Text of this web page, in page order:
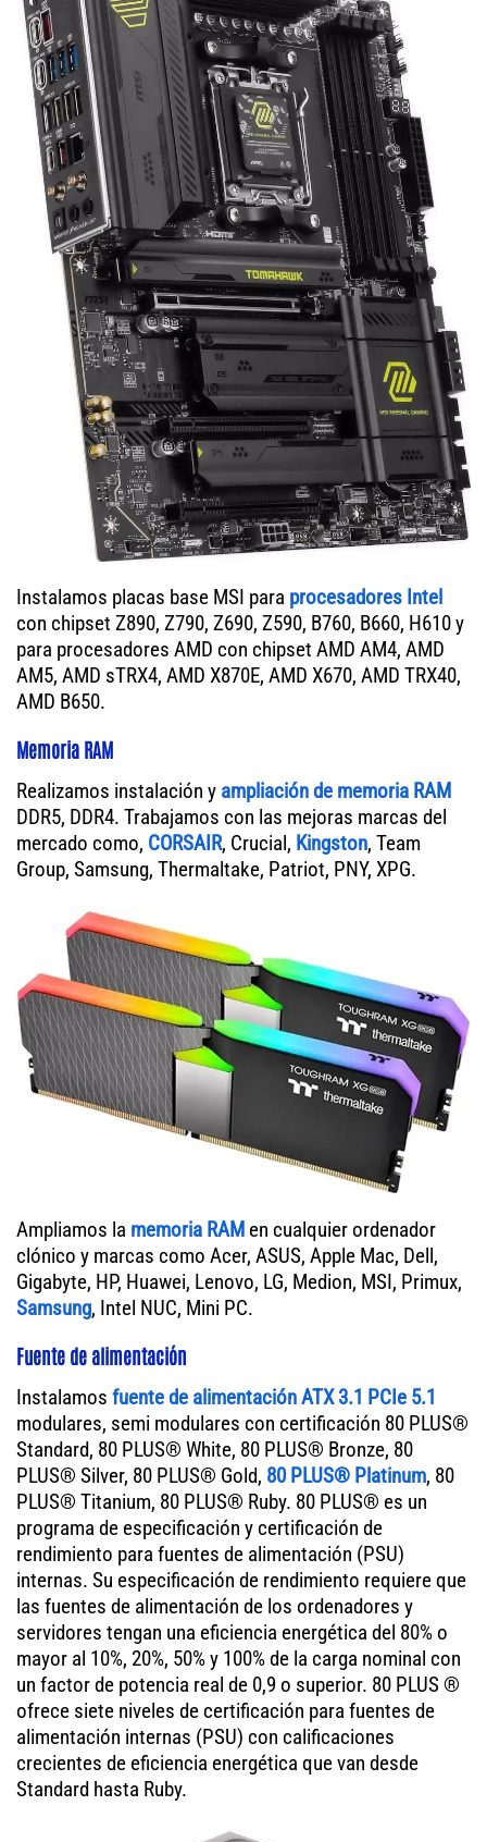
Instalamos placas base MSI para procesadores Intel
con chipset Z890, Z790, Z690, Z590, B760, B660, H610 y
para procesadores AMD con chipset AMD AM4, AMD
AM5, AMD sTRX4, AMD X870E, AMD X670, AMD TRX40,
AMD B650.
Memoria RAM
Realizamos instalación y ampliación de memoria RAM
DDR5, DDR4. Trabajamos con las mejoras marcas del
mercado como, CORSAIR, Crucial, Kingston, Team
Group, Samsung, Thermaltake, Patriot, PNY, XPG.
Ampliamos la memoria RAM en cualquier ordenador
clónico y marcas como Acer, ASUS, Apple Mac, Dell,
Gigabyte, HP, Huawei, Lenovo, LG, Medion, MSI, Primux,
Samsung, Intel NUC, Mini PC.
Fuente de alimentación
Instalamos fuente de alimentación ATX 3.1 PCIe 5.1
modulares, semi modulares con certificación 80 PLUS®
Standard, 80 PLUS® White, 80 PLUS® Bronze, 80
PLUS® Silver, 80 PLUS® Gold, 80 PLUS® Platinum, 80
PLUS® Titanium, 80 PLUS® Ruby. 80 PLUS® es un
programa de especificación y certificación de
rendimiento para fuentes de alimentación (PSU)
internas. Su especificación de rendimiento requiere que
las fuentes de alimentación de los ordenadores y
servidores tengan una eficiencia energética del 80% o
mayor al 10%, 20%, 50% y 100% de la carga nominal con
un factor de potencia real de 0,9 o superior. 80 PLUS ®
ofrece siete niveles de certificación para fuentes de
alimentación internas (PSU) con calificaciones
crecientes de eficiencia energética que van desde
Standard hasta Ruby.